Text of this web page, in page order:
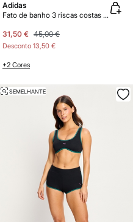
Adidas
Fato de banho 3 riscas costas em U
31,50 € 45,00 €
Desconto 13,50 €
+2 Cores
SEMELHANTE